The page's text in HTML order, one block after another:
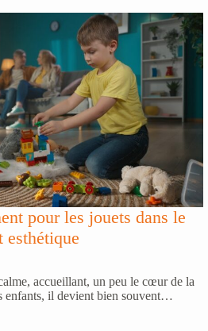
pour les jouets dans le
esthétique
accueillant, un peu le cœur de la
enfants, il devient bien souvent…